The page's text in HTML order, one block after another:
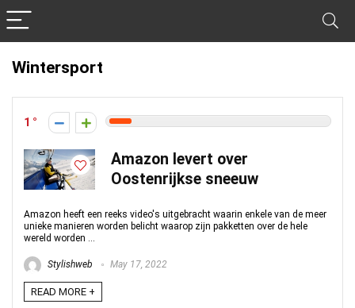
Wintersport
1
Amazon levert over
Oostenrijkse sneeuw
Amazon heeft een reeks video's uitgebracht waarin enkele van de meer
unieke manieren worden belicht waarop zijn pakketten over de hele
wereld worden ...
Stylishweb May 17, 2022
READ MORE +